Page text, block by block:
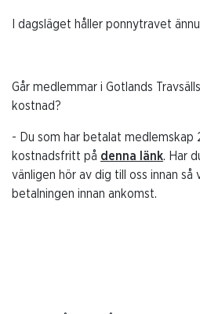
I dagsläget håller ponnytravet
Går medlemmar i Gotlands
kostnad?
- Du som har betalat medlemskap
kostnadsfritt på denna länk. Har
vänligen hör av dig till oss innan så
betalningen innan ankomst.